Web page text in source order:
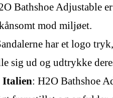
Bathshoe Adjustable
mod miljøet.
har et logo
sig ud og udtrykke
Italien: H2O Bathshoe